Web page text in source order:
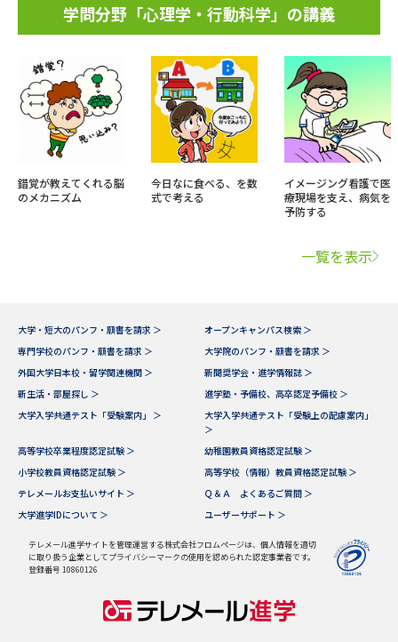
学問分野「心理学・行動科学」の講義
錯覚が教えてくれる脳
のメカニズム
今日なに食べる、を数
式で考える
イメージング看護で医
療現場を支え、病気を
予防する
一覧を表示
大学・短大のパンフ・願書を請求 ＞
オープンキャンパス検索 ＞
専門学校のパンフ・願書を請求 ＞
大学院のパンフ・願書を請求 ＞
外国大学日本校・留学関連機関 ＞
新聞奨学会・進学情報誌 ＞
新生活・部屋探し ＞
進学塾・予備校、高卒認定予備校 ＞
大学入学共通テスト「受験案内」 ＞
大学入学共通テスト「受験上の配慮案内」
＞
高等学校卒業程度認定試験 ＞
幼稚園教員資格認定試験 ＞
小学校教員資格認定試験 ＞
高等学校（情報）教員資格認定試験 ＞
テレメールお支払いサイト ＞
Ｑ＆Ａ よくあるご質問 ＞
大学進学IDについて ＞
ユーザーサポート ＞
テレメール進学サイトを管理運営する株式会社フロムページは、個人情報を適切
に取り扱う企業としてプライバシーマークの使用を認められた認定事業者です。
登録番号 10860126